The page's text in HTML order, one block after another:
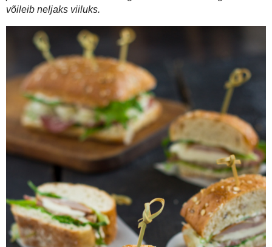
PS!Soovi korral paku neid kahe-ampsu võileivana, nagu pildil.
võileib neljaks viiluks.